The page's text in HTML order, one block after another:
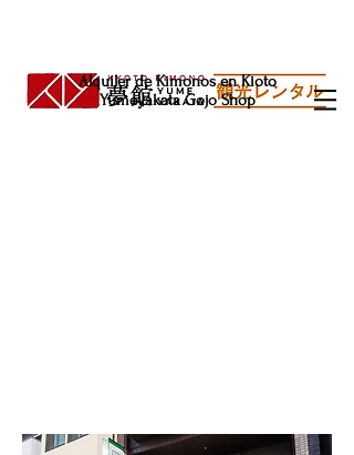
Alquiler de Kimonos en Kioto
Yumeyakata Gojo Shop